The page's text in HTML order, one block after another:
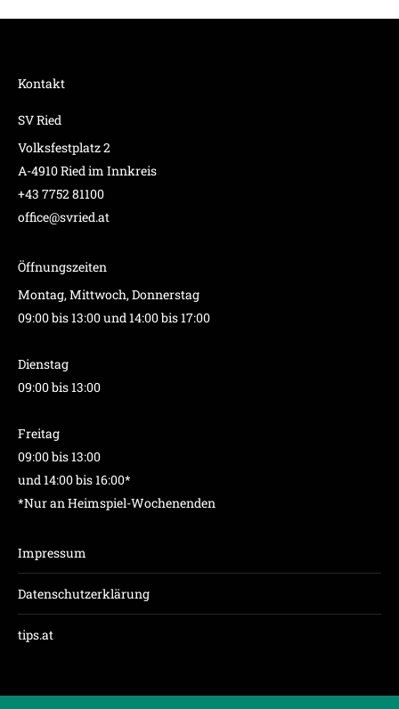
Kontakt
SV Ried
Volksfestplatz 2
A-4910 Ried im Innkreis
+43 7752 81100
office@svried.at
Öffnungszeiten
Montag, Mittwoch, Donnerstag
09:00 bis 13:00 und 14:00 bis 17:00
Dienstag
09:00 bis 13:00
Freitag
09:00 bis 13:00
und 14:00 bis 16:00*
*Nur an Heimspiel-Wochenenden
Impressum
Datenschutzerklärung
tips.at